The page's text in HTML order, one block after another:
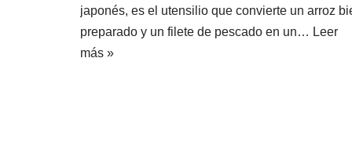
japonés, es el utensilio que convierte un arroz
preparado y un filete de pescado en un… Leer
más »